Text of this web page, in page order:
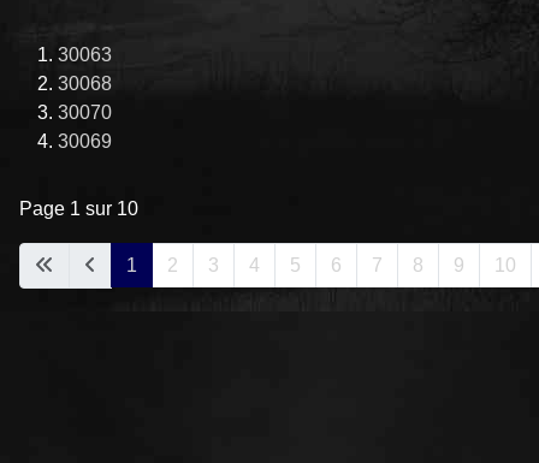
30063
30068
30070
30069
Page 1 sur 10
1 2 3 4 5 6 7 8 9 10